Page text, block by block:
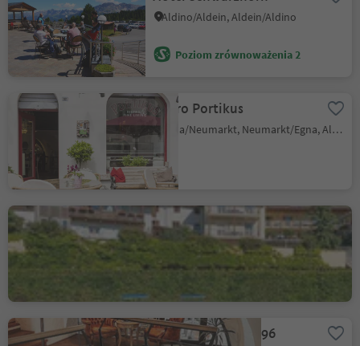
Aldino/Aldein, Aldein/Aldino
Poziom zrównoważenia 2
Bistro Portikus
Egna/Neumarkt, Neumarkt/Egna, Alto Adige Wine Road
Albergo Aquila D'Oro
Amalia Pernter 1896